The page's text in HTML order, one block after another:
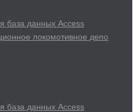
база данных Access
локомотивное депо
база данных Access